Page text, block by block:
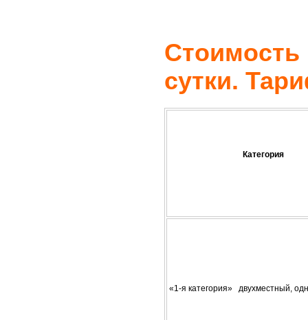
Стоимость
сутки.
Категория
«1-я категория» двухместный,